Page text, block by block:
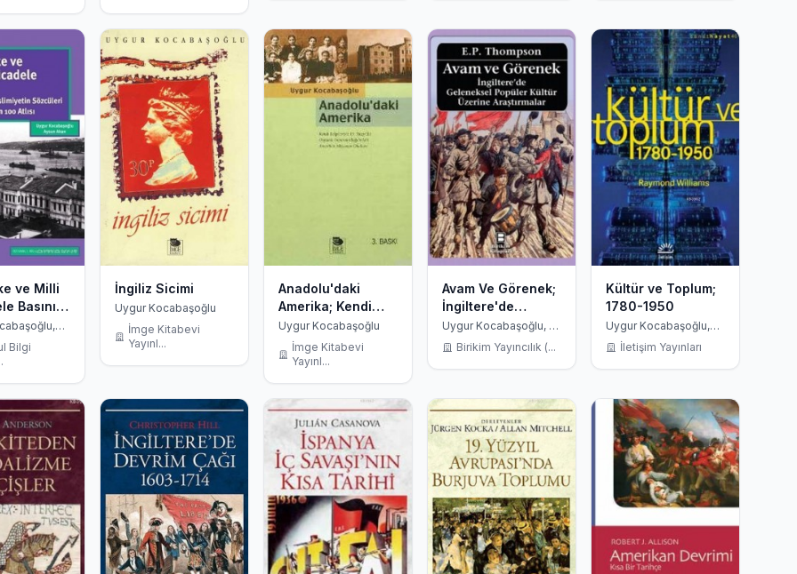
KONSOLOSLARI
ve Milli
Basını;
ve
Bilgi
İngiliz Sicimi
Uygur Kocabaşoğlu
İmge Kitabevi
Yayınl...
Anadolu'daki
Amerika; Kendi
Belgeleriyle 19.
Yüzyılda Osmanlı
İmp.'ndaki
Uygur Kocabaşoğlu
İmge Kitabevi
Yayınl...
Avam Ve Görenek;
İngiltere'de
Geleneksel
Popüler Kültür
Uygur Kocabaşoğlu, E.
Birikim Yayıncılık (...
Kültür ve Toplum;
1780-1950
Uygur Kocabaşoğlu,
Raymond Williams
İletişim Yayınları